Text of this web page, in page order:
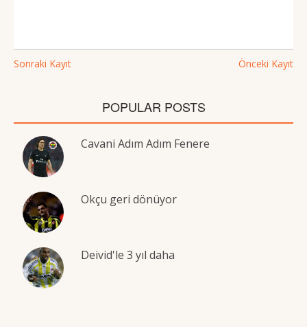
Sonraki Kayıt Önceki Kayıt
POPULAR POSTS
Cavani Adım Adım Fenere
Okçu geri dönüyor
Deivid'le 3 yıl daha